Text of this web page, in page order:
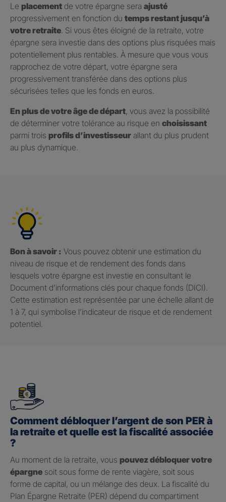
Le placement de votre épargne sera ajusté
progressivement en fonction du temps restant jusqu’à
votre retraite . Si vous êtes éloigné de la retraite, votre
épargne sera investie dans des options plus risquées mais
potentiellement plus rentables. À mesure que vous vous
rapprochez de votre départ, votre épargne sera
progressivement transférée dans des options plus
sécurisées telles que les fonds en euros.
En plus de votre âge de départ, vous avez la possibilité
de déterminer votre tolérance au risque en choisissant
parmi trois profils d’investisseur allant du plus prudent
au plus dynamique.
Bon à savoir : Vous pouvez obtenir une estimation du
niveau de risque et de rendement des fonds dans
lesquels votre épargne est investie en consultant le
Document d’informations clés pour chaque fonds (DICI).
Cette estimation est représentée par une échelle allant de
1 à 7, qui symbolise l’indicateur de risque et de rendement
potentiel.
Comment débloquer l’argent de son PER à
la retraite et quelle est la fiscalité associée
?
Au moment de la retraite, vous pouvez débloquer votre
épargne soit sous forme de rente viagère, soit sous
forme de capital, ou un mélange des deux. La fiscalité du
Plan Épargne Retraite (PER) dépend du compartiment